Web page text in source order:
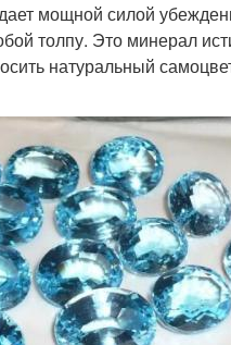
мощной силой
толпу. Это минерал
натуральный